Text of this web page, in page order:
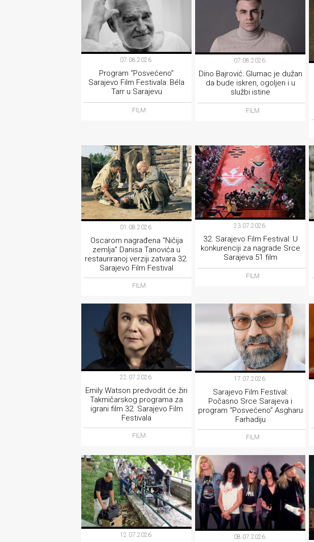
07.08.2026.
Program “Posvećeno”
Sarajevo Film Festivala: Béla
Tarr u Sarajevu
FILM
07.08.2026.
Dino Bajrović: Glumac je dužan
da bude iskren, ogoljen i u
službi istine
FILM
01.08.2026.
Oscarom nagrađena “Ničija
zemlja” Danisa Tanovića u
restauriranoj verziji zatvara 32.
Sarajevo Film Festival
FILM
23.07.2026.
32. Sarajevo Film Festival: U
konkurenciji za nagrade Srce
Sarajeva 51 film
FILM
22.07.2026.
Emily Watson predvodit će žiri
Takmičarskog programa za
igrani film 32. Sarajevo Film
Festivala
FILM
17.07.2026.
Sarajevo Film Festival:
Počasno Srce Sarajeva i
program “Posvećeno” Asgharu
Farhadiju
FILM
12.07.2026. 08.07.2026.